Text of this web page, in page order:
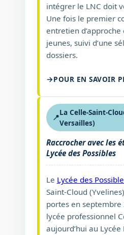
intégrer le LNC doit
Une fois le premier
entretien
jeunes, suivi d’une
dossiers.
POUR EN SAVOIR
📍
La Celle-Saint-
Versailles)
Raccrocher avec les
Lycée des Possibles
Le Lycée des
Saint-Cloud
portes en septembre
lycée professionnel
aujourd’hui au